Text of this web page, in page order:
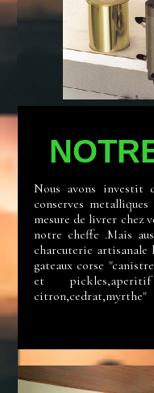
Nous avons investit
conserves
mesure de livrer chez
notre cheffe .Mais
charcuterie artisanale
gateaux corse
et
citron,cedrat,myrthe"